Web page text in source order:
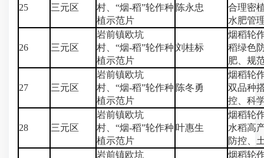
25 三元区
村、“烟-稻”轮作种
植示范片
陈永忠
合理密
水肥管
26 三元区
岩前镇欧坑
村、“烟-稻”轮作种
植示范片
刘桂标
烟稻轮
稻绿色
肥、规
27 三元区
岩前镇欧坑
村、“烟-稻”轮作种
植示范片
陈冬勇
烟稻轮
双品种
控、科
28 三元区
岩前镇欧坑
村、“烟-稻”轮作种
植示范片
叶惠生
烟稻轮
水稻高
防控、
岩前镇欧坑
烟稻轮